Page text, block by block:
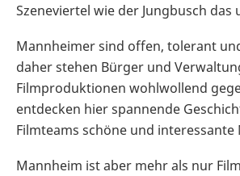
Szeneviertel wie der Jungbusch das
Mannheimer sind offen, tolerant
daher stehen Bürger und
Filmproduktionen wohlwollend
entdecken hier spannende
Filmteams schöne und interessante
Mannheim ist aber mehr als nur